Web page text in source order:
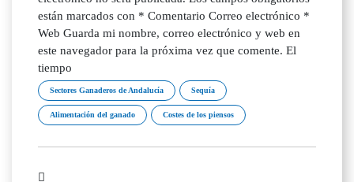
están marcados con * Comentario Correo electrónico *
Web Guarda mi nombre, correo electrónico y web en
este navegador para la próxima vez que comente. El
tiempo
Sectores Ganaderos de Andalucía Sequía
Alimentación del ganado Costes de los piensos